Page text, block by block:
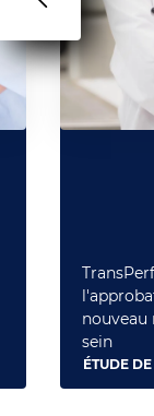
nouveau
sein
ÉTUDE